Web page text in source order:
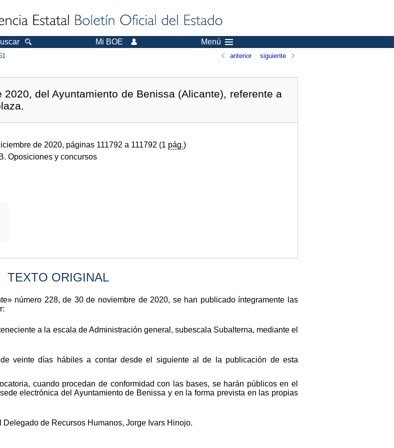
Mi BOE Menú
anterior siguiente
del Ayuntamiento de Benissa (Alicante), referente a
de 2020, páginas 111792 a 111792 (1 pág.)
Oposiciones y concursos
TEXTO ORIGINAL
número 228, de 30 de noviembre de 2020, se han publicado íntegramente las
a la escala de Administración general, subescala Subalterna, mediante el
veinte días hábiles a contar desde el siguiente al de la publicación de esta
cuando procedan de conformidad con las bases, se harán públicos en el
electrónica del Ayuntamiento de Benissa y en la forma prevista en las propias
de Recursos Humanos, Jorge Ivars Hinojo.